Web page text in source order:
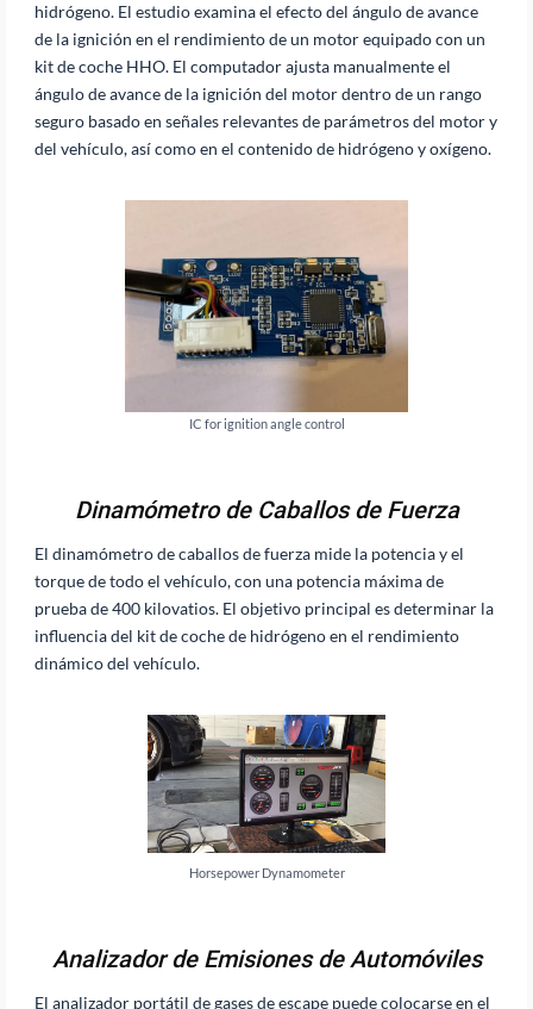
hidrógeno. El estudio examina el efecto del ángulo de avance
de la ignición en el rendimiento de un motor equipado con un
kit de coche HHO. El computador ajusta manualmente el
ángulo de avance de la ignición del motor dentro de un rango
seguro basado en señales relevantes de parámetros del motor y
del vehículo, así como en el contenido de hidrógeno y oxígeno.
IC for ignition angle control
Dinamómetro de Caballos de Fuerza
El dinamómetro de caballos de fuerza mide la potencia y el
torque de todo el vehículo, con una potencia máxima de
prueba de 400 kilovatios. El objetivo principal es determinar la
influencia del kit de coche de hidrógeno en el rendimiento
dinámico del vehículo.
Horsepower Dynamometer
Analizador de Emisiones de Automóviles
El analizador portátil de gases de escape puede colocarse en el